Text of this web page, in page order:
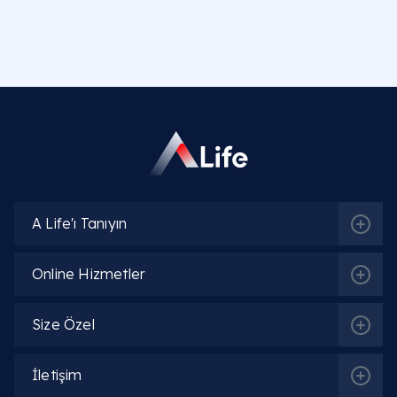
A Life'ı Tanıyın
Online Hizmetler
Size Özel
İletişim